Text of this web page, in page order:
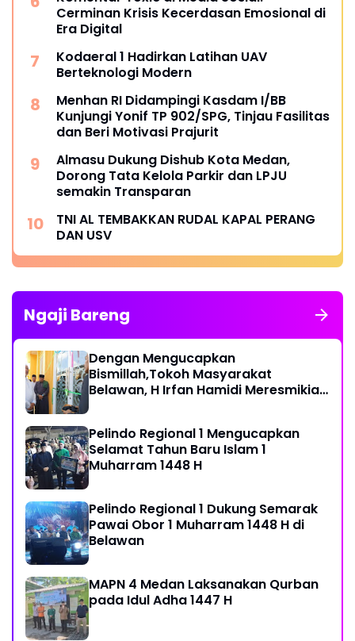
Cerminan Krisis Kecerdasan Emosional di
Era Digital
Kodaeral 1 Hadirkan Latihan UAV
Berteknologi Modern
Menhan RI Didampingi Kasdam I/BB
Kunjungi Yonif TP 902/SPG, Tinjau Fasilitas
dan Beri Motivasi Prajurit
Almasu Dukung Dishub Kota Medan,
Dorong Tata Kelola Parkir dan LPJU
semakin Transparan
TNI AL TEMBAKKAN RUDAL KAPAL PERANG
DAN USV
Ngaji Bareng
Dengan Mengucapkan
Bismillah,Tokoh Masyarakat
Belawan, H Irfan Hamidi Meresmikian
Pelindo Regional 1 Mengucapkan
Selamat Tahun Baru Islam 1
Muharram 1448 H
Pelindo Regional 1 Dukung Semarak
Pawai Obor 1 Muharram 1448 H di
Belawan
MAPN 4 Medan Laksanakan Qurban
pada Idul Adha 1447 H